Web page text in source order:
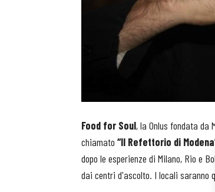
Food for Soul, la Onlus fondata da
chiamato “Il Refettorio di
dopo le esperienze di Milano, Rio e
dai centri d'ascolto. I locali saranno